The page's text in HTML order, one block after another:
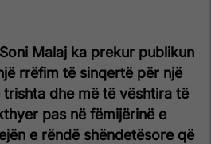
Malaj ka prekur publikun
rrëfim të sinqertë për një
dhe më të vështira të
pas në fëmijërinë e
e rëndë shëndetësore që